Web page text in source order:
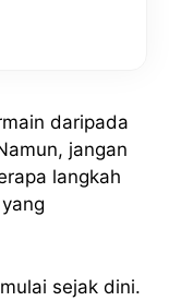
daripada
jangan
langkah
sejak dini.